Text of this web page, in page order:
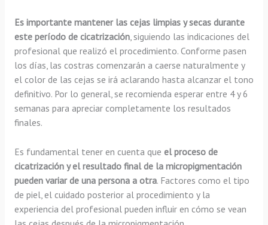
Es importante mantener las cejas limpias y secas durante
este período de cicatrización, siguiendo las indicaciones del
profesional que realizó el procedimiento. Conforme pasen
los días, las costras comenzarán a caerse naturalmente y
el color de las cejas se irá aclarando hasta alcanzar el tono
definitivo. Por lo general, se recomienda esperar entre 4 y 6
semanas para apreciar completamente los resultados
finales.
Es fundamental tener en cuenta que el proceso de
cicatrización y el resultado final de la micropigmentación
pueden variar de una persona a otra. Factores como el tipo
de piel, el cuidado posterior al procedimiento y la
experiencia del profesional pueden influir en cómo se vean